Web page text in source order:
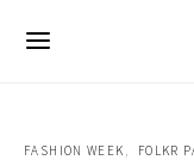
FASHION WEEK FOLKR